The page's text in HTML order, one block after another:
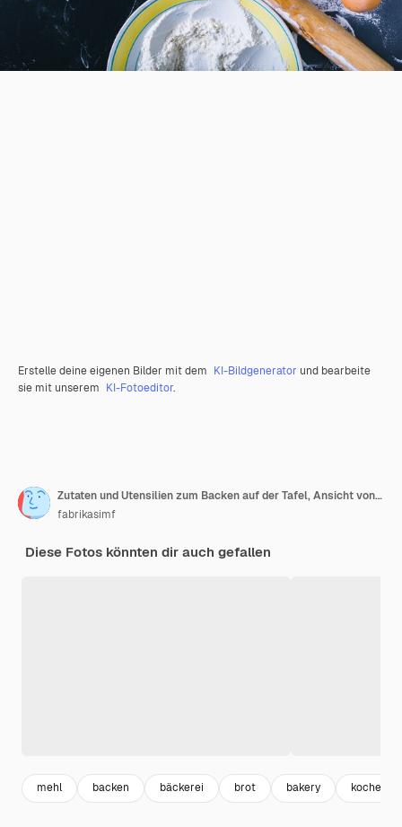
Erstelle deine eigenen Bilder mit dem KI-Bildgenerator und bearbeite
sie mit unserem KI-Fotoeditor.
Zutaten und Utensilien zum Backen auf der Tafel, Ansicht von oben
fabrikasimf
Diese Fotos könnten dir auch gefallen
mehl backen bäckerei brot bakery kochen